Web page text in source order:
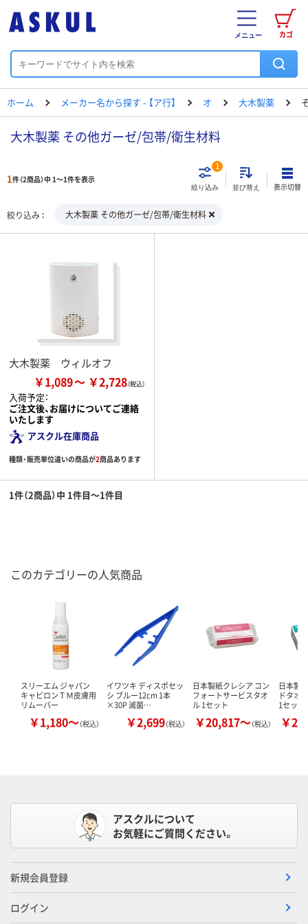
カゴ
メニュー
ホーム メーカー名から探す - 【ア行】 オ 大木製薬
大木製薬 その他ガーゼ/包帯/衛生材料
1件（2商品）中 1～1件を表示
絞り込み
1
並び替え 表示切替
絞り込み 大木製薬 その他ガーゼ/包帯/衛生材料
大木製薬 ウィルオフ
￥1,089 ￥2,728
入荷予定：
ご注文後、お届けについてご連絡
いたします
アスクル在庫商品
種類・販売単位違いの商品が2商品あります
1件（2商品）中 1件目～1件目
このカテゴリーの人気商品
スリーエム ジャパン
キャビロンＴＭ皮膚用
リムーバー
￥1,180～（税込）
イワツキ ディスポセッ
シ ブルー12cm 1本
×30P 滅菌…
￥2,699（税込）
日本製紙クレシア コン
フォートサービスタオ
ル 1セット
￥20,817～（税込）
日本製
ドタオ
1セット
￥
アスクルについて
お気軽にご質問ください。
新規会員登録
ログイン